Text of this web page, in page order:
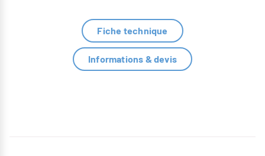
Fiche technique
Informations & devis